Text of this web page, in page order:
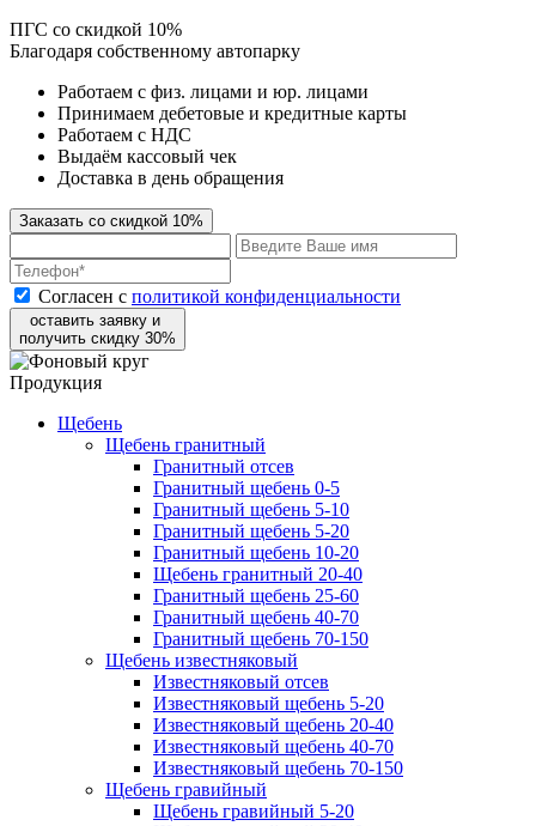
ПГС со скидкой 10%
Благодаря собственному автопарку
Работаем с физ. лицами и юр. лицами
Принимаем дебетовые и кредитные карты
Работаем с НДС
Выдаём кассовый чек
Доставка в день обращения
Заказать со скидкой 10%
Согласен с политикой конфиденциальности
оставить заявку и
получить скидку 30%
Продукция
Щебень
Щебень гранитный
Гранитный отсев
Гранитный щебень 0-5
Гранитный щебень 5-10
Гранитный щебень 5-20
Гранитный щебень 10-20
Щебень гранитный 20-40
Гранитный щебень 25-60
Гранитный щебень 40-70
Гранитный щебень 70-150
Щебень известняковый
Известняковый отсев
Известняковый щебень 5-20
Известняковый щебень 20-40
Известняковый щебень 40-70
Известняковый щебень 70-150
Щебень гравийный
Щебень гравийный 5-20